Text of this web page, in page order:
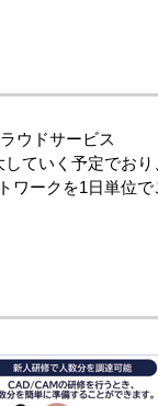
ウドサービス
ていく予定でおり
ワークを1日単位で